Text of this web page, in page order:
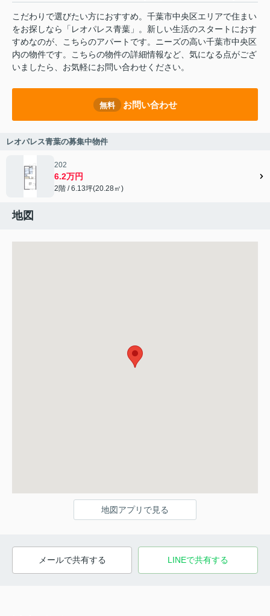
こだわりで選びたい方におすすめ。千葉市中央区エリアで住まい
をお探しなら「レオパレス青葉」。新しい生活のスタートにおす
すめなのが、こちらのアパートです。ニーズの高い千葉市中央区
内の物件です。こちらの物件の詳細情報など、気になる点がござ
いましたら、お気軽にお問い合わせください。
無料 お問い合わせ
レオパレス青葉の募集中物件
202
6.2万円
2階 / 6.13坪(20.28㎡)
地図
地図アプリで見る
メールで共有する LINEで共有する